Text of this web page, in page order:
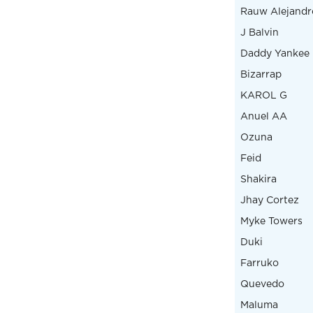
Rauw
J Balvin
Daddy Yankee
Bizarrap
KAROL G
Anuel AA
Ozuna
Feid
Shakira
Jhay Cortez
Myke Towers
Duki
Farruko
Quevedo
Maluma